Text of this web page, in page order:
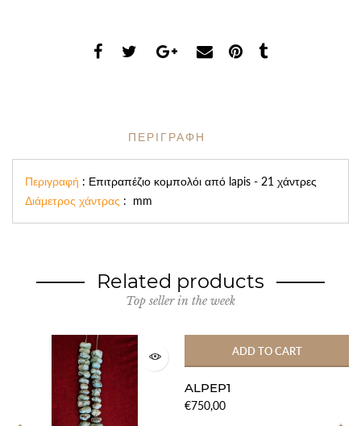
ΠΕΡΙΓΡΑΦΗ
Περιγραφή : Επιτραπέζιο κομπολόι από lapis - 21 χάντρες
Διάμετρος χάντρας : mm
Related products
Top seller in the week
ADD TO CART
ALPEP1
€750,00